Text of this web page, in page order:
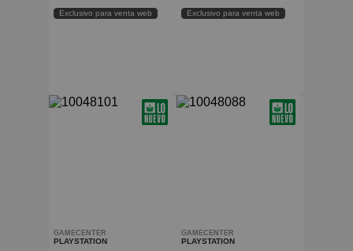
Exclusivo para venta web Exclusivo para venta web
GAMECENTER
PLAYSTATION
GAMECENTER
PLAYSTATION